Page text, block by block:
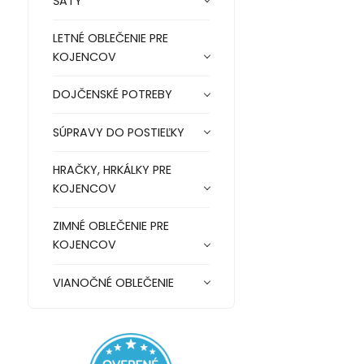
LETNÉ OBLEČENIE PRE
KOJENCOV
DOJČENSKÉ POTREBY
SÚPRAVY DO POSTIEĽKY
HRAČKY, HRKÁLKY PRE
KOJENCOV
ZIMNÉ OBLEČENIE PRE
KOJENCOV
VIANOČNÉ OBLEČENIE